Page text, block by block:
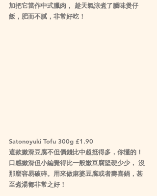
加把它當作中式臘肉， 趁天氣涼煮了臘味煲仔
飯，肥而不膩，非常好吃！
Satonoyuki Tofu 300g £1.90
這款嫩滑豆腐不但價錢比中超抵得多，你懂的！
口感嫩滑但小編覺得比一般嫩豆腐堅硬少少， 沒
那麼容易破碎。用來做麻婆豆腐或者壽喜鍋，甚
至煮湯都非常之好！